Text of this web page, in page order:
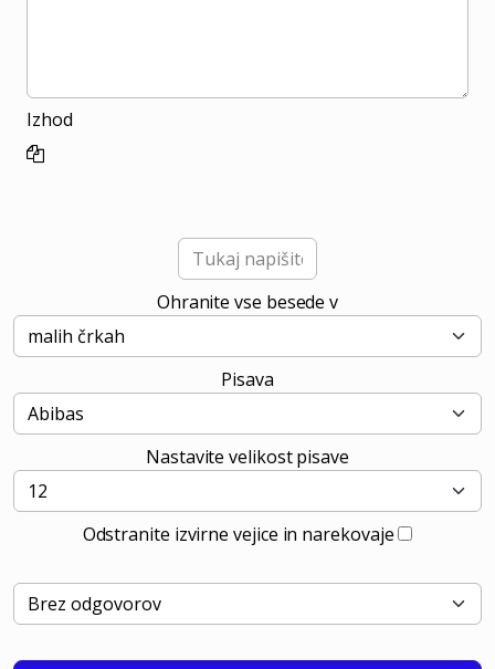
Izhod
Ohranite vse besede v
Pisava
Nastavite velikost pisave
Odstranite izvirne vejice in narekovaje